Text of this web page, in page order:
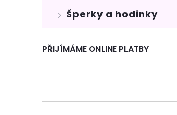
Šperky a hodinky
PŘIJÍMÁME ONLINE PLATBY